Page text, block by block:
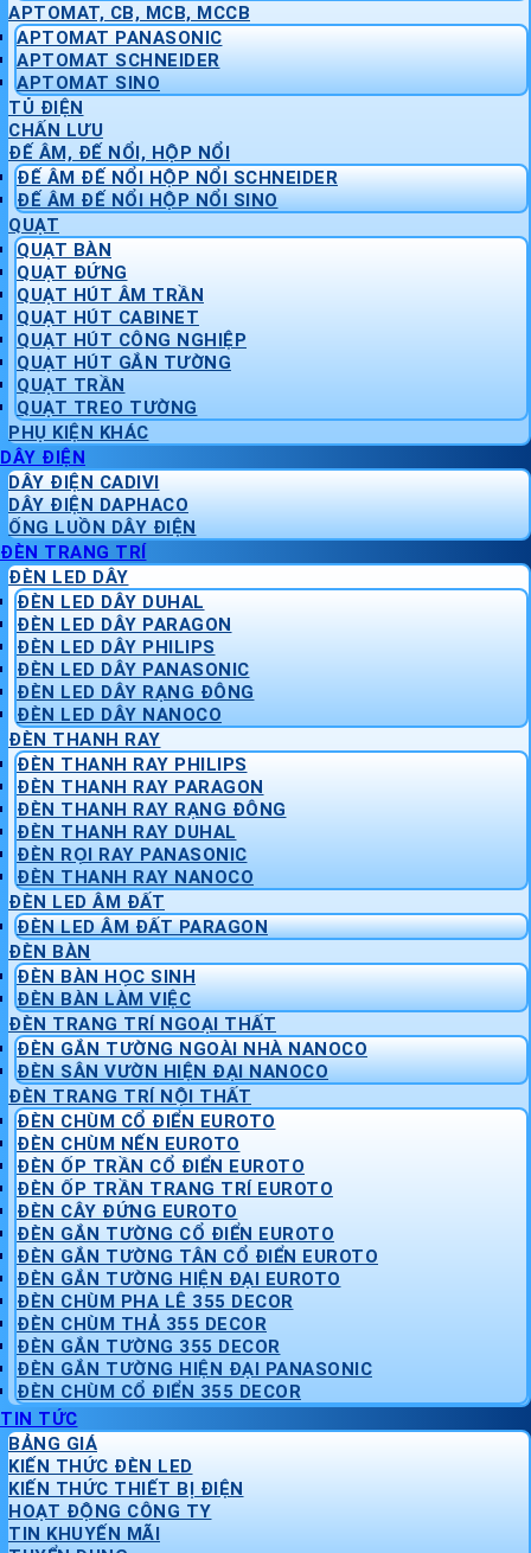
APTOMAT, CB, MCB, MCCB
APTOMAT PANASONIC
APTOMAT SCHNEIDER
APTOMAT SINO
TỦ ĐIỆN
CHẤN LƯU
ĐẾ ÂM, ĐẾ NỔI, HỘP NỔI
ĐẾ ÂM ĐẾ NỔI HỘP NỔI SCHNEIDER
ĐẾ ÂM ĐẾ NỔI HỘP NỔI SINO
QUẠT
QUẠT BÀN
QUẠT ĐỨNG
QUẠT HÚT ÂM TRẦN
QUẠT HÚT CABINET
QUẠT HÚT CÔNG NGHIỆP
QUẠT HÚT GẮN TƯỜNG
QUẠT TRẦN
QUẠT TREO TƯỜNG
PHỤ KIỆN KHÁC
DÂY ĐIỆN
DÂY ĐIỆN CADIVI
DÂY ĐIỆN DAPHACO
ỐNG LUỒN DÂY ĐIỆN
ĐÈN TRANG TRÍ
ĐÈN LED DÂY
ĐÈN LED DÂY DUHAL
ĐÈN LED DÂY PARAGON
ĐÈN LED DÂY PHILIPS
ĐÈN LED DÂY PANASONIC
ĐÈN LED DÂY RẠNG ĐÔNG
ĐÈN LED DÂY NANOCO
ĐÈN THANH RAY
ĐÈN THANH RAY PHILIPS
ĐÈN THANH RAY PARAGON
ĐÈN THANH RAY RẠNG ĐÔNG
ĐÈN THANH RAY DUHAL
ĐÈN RỌI RAY PANASONIC
ĐÈN THANH RAY NANOCO
ĐÈN LED ÂM ĐẤT
ĐÈN LED ÂM ĐẤT PARAGON
ĐÈN BÀN
ĐÈN BÀN HỌC SINH
ĐÈN BÀN LÀM VIỆC
ĐÈN TRANG TRÍ NGOẠI THẤT
ĐÈN GẮN TƯỜNG NGOÀI NHÀ NANOCO
ĐÈN SÂN VƯỜN HIỆN ĐẠI NANOCO
ĐÈN TRANG TRÍ NỘI THẤT
ĐÈN CHÙM CỔ ĐIỂN EUROTO
ĐÈN CHÙM NẾN EUROTO
ĐÈN ỐP TRẦN CỔ ĐIỂN EUROTO
ĐÈN ỐP TRẦN TRANG TRÍ EUROTO
ĐÈN CÂY ĐỨNG EUROTO
ĐÈN GẮN TƯỜNG CỔ ĐIỂN EUROTO
ĐÈN GẮN TƯỜNG TÂN CỔ ĐIỂN EUROTO
ĐÈN GẮN TƯỜNG HIỆN ĐẠI EUROTO
ĐÈN CHÙM PHA LÊ 355 DECOR
ĐÈN CHÙM THẢ 355 DECOR
ĐÈN GẮN TƯỜNG 355 DECOR
ĐÈN GẮN TƯỜNG HIỆN ĐẠI PANASONIC
ĐÈN CHÙM CỔ ĐIỂN 355 DECOR
TIN TỨC
BẢNG GIÁ
KIẾN THỨC ĐÈN LED
KIẾN THỨC THIẾT BỊ ĐIỆN
HOẠT ĐỘNG CÔNG TY
TIN KHUYẾN MÃI